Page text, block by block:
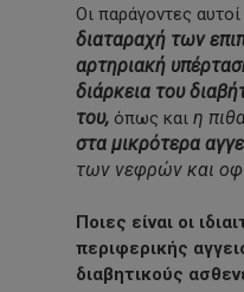
Οι παράγοντες αυτοί
διαταραχή των
αρτηριακή
διάρκεια του
του, όπως και η
στα μικρότερα
των νεφρών και
Ποιες είναι οι
περιφερικής
διαβητικούς